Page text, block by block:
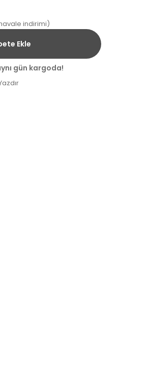
indirimi)
Ekle
gün kargoda!